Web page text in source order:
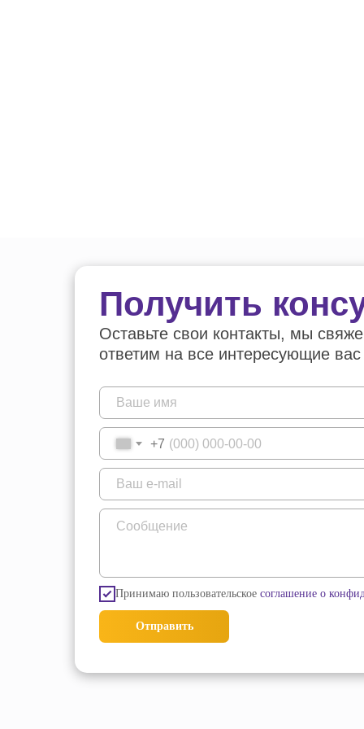
Получить
Оставьте свои контакты, мы
ответим на все интересующие
+7
Принимаю пользовательское соглашение о
Отправить